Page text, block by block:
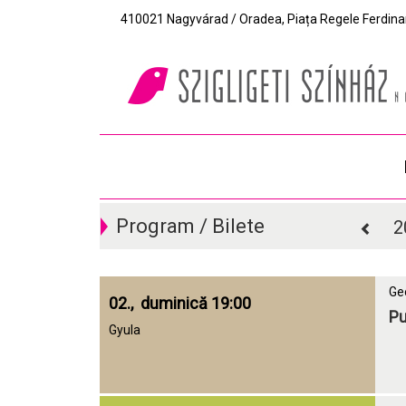
410021 Nagyvárad / Oradea, Piața Regele
Program / Bilete
02., duminică 19:00
Gyula